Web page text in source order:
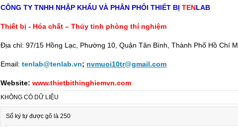
CÔNG TY TNHH NHẬP KHẨU VÀ PHÂN PHỐI THIẾT BỊ TENLAB
Thiết bị - Hóa chất – Thủy tinh phòng thí nghiệm
Địa chỉ: 97/15 Hồng Lạc, Phường 10, Quận Tân Bình, Thành Phố Hồ Chí
Email: tenlab@tenlab.vn; nvmuoi10tr@gmail.com
Website: www.thietbithinghiemvn.com
KHÔNG CÓ DỮ LIỆU
Số ký tự được gõ là 250